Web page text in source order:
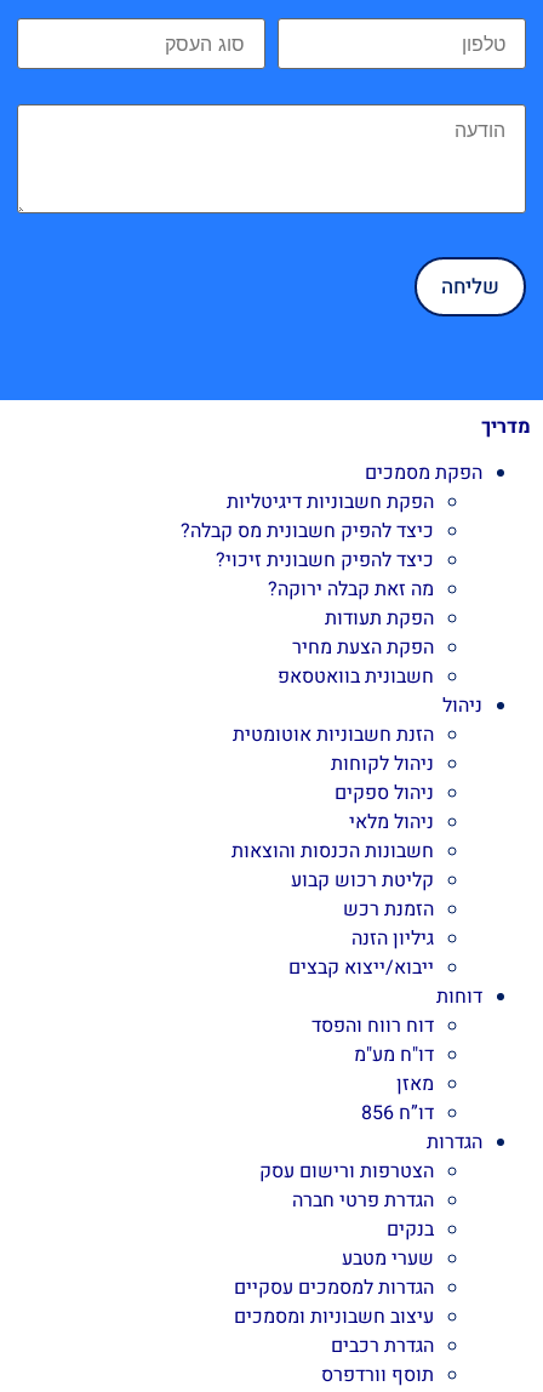
מדריך
הפקת מסמכים
הפקת חשבוניות דיגיטליות
כיצד להפיק חשבונית מס קבלה?
כיצד להפיק חשבונית זיכוי?
מה זאת קבלה ירוקה?
הפקת תעודות
הפקת הצעת מחיר
חשבונית בוואטסאפ
ניהול
הזנת חשבוניות אוטומטית
ניהול לקוחות
ניהול ספקים
ניהול מלאי
חשבונות הכנסות והוצאות
קליטת רכוש קבוע
הזמנת רכש
גיליון הזנה
ייבוא/ייצוא קבצים
דוחות
דוח רווח והפסד
דו"ח מע"מ
מאזן
דו”ח 856
הגדרות
הצטרפות ורישום עסק
הגדרת פרטי חברה
בנקים
שערי מטבע
הגדרות למסמכים עסקיים
עיצוב חשבוניות ומסמכים
הגדרת רכבים
תוסף וורדפרס